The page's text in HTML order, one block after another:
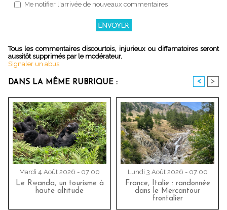
Me notifier l'arrivée de nouveaux commentaires
Tous les commentaires discourtois, injurieux ou diffamatoires seront
aussitôt supprimés par le modérateur.
Signaler un abus
DANS LA MÊME RUBRIQUE : < >
Mardi 4 Août 2026 - 07:00
Le Rwanda, un tourisme à
haute altitude
Lundi 3 Août 2026 - 07:00
France, Italie : randonnée
dans le Mercantour
frontalier